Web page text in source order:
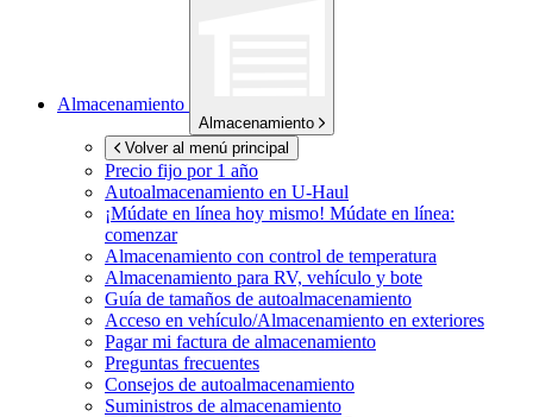
Almacenamiento
Almacenamiento
Volver al menú principal
Precio fijo por 1 año
Autoalmacenamiento en U-Haul
¡Múdate en línea hoy mismo! Múdate en línea:
comenzar
Almacenamiento con control de temperatura
Almacenamiento para RV, vehículo y bote
Guía de tamaños de autoalmacenamiento
Acceso en vehículo/Almacenamiento en exteriores
Pagar mi factura de almacenamiento
Preguntas frecuentes
Consejos de autoalmacenamiento
Suministros de almacenamiento